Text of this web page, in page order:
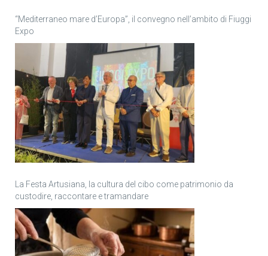
“Mediterraneo mare d’Europa”, il convegno nell’ambito di Fiuggi
Expo
La Festa Artusiana, la cultura del cibo come patrimonio da
custodire, raccontare e tramandare